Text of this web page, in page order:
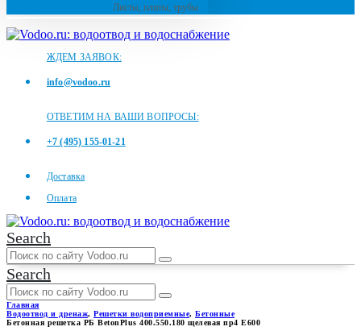
Листы, плиты, трубы
ЖДЕМ ЗАЯВОК:
info@vodoo.ru
ОТВЕТИМ НА ВАШИ ВОПРОСЫ:
+7 (495) 155-01-21
Доставка
Оплата
Search
Search
Главная
Водоотвод и дренаж, Решетки водоприемные, Бетонные
Бетонная решетка РБ BetonPlus 400.550.180 щелевая пр4 E600